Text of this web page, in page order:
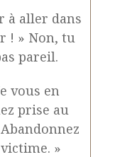
à aller dans
! » Non, tu
pareil.
vous en
prise au
»